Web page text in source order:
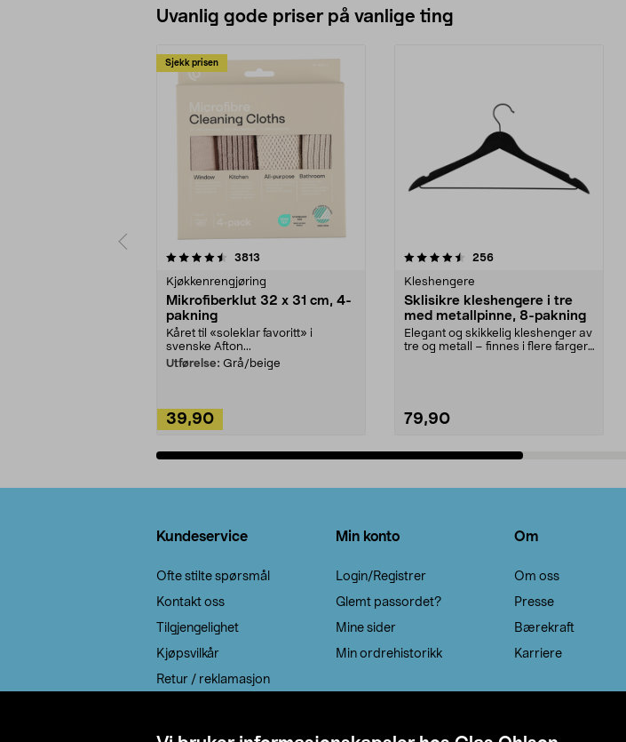
Uvanlig gode priser på vanlige ting
Sjekk prisen
3813
Kjøkkenrengjøring
Mikrofiberklut 32 x 31 cm, 4-
pakning
Kåret til «soleklar favoritt» i
svenske Afton...
Utførelse: Grå/beige
39,90
4.5av 5 stjerner 256anmeldelser
Kleshengere
Sklisikre kleshengere i tre
med metallpinne, 8-pakning
Elegant og skikkelig kleshenger av
tre og metall – finnes i flere farger.
79,90
4.5av 5 stjerner
Kundeservice
Ofte stilte spørsmål
Kontakt oss
Tilgjengelighet
Kjøpsvilkår
Retur / reklamasjon
Min konto
Login/Registrer
Glemt passordet?
Mine sider
Min ordrehistorikk
Om
Om oss
Presse
Bærekraft
Karriere